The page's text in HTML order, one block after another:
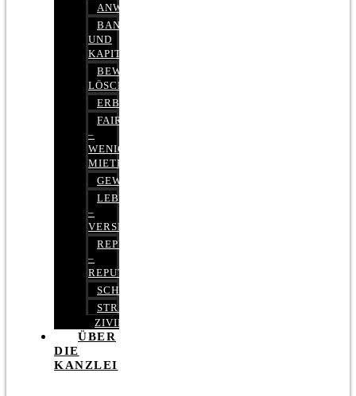
ANWALTSHAFTUNGSRECHT
BANK-
UND
KAPITALMARKTRECHT
BEWERTUNGEN
LÖSCHEN
ERBRECHT
FAIRMIETEN
–
WENIGER
MIETE
GEWERBERECHT
LEBENSVERSICHERUNG
–
VERSICHERUNGSRECHT
REPUTATIONSRECHT
–
REPUTATIONSMANAGEMENT
SCHUFARECHT
STRAFRECHT
ZIVILRECHT
ÜBER
DIE
KANZLEI